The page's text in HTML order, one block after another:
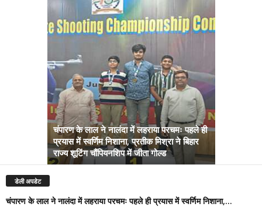
चंपारण के लाल ने नालंदा में लहराया परचमः पहले ही
प्रयास में स्वर्णिम निशाना, प्रतीक मिश्रा ने बिहार
राज्य शूटिंग चौंपियनशिप में जीता गोल्ड
डेली अपडेट
चंपारण के लाल ने नालंदा में लहराया परचमः पहले ही प्रयास में स्वर्णिम निशाना,...